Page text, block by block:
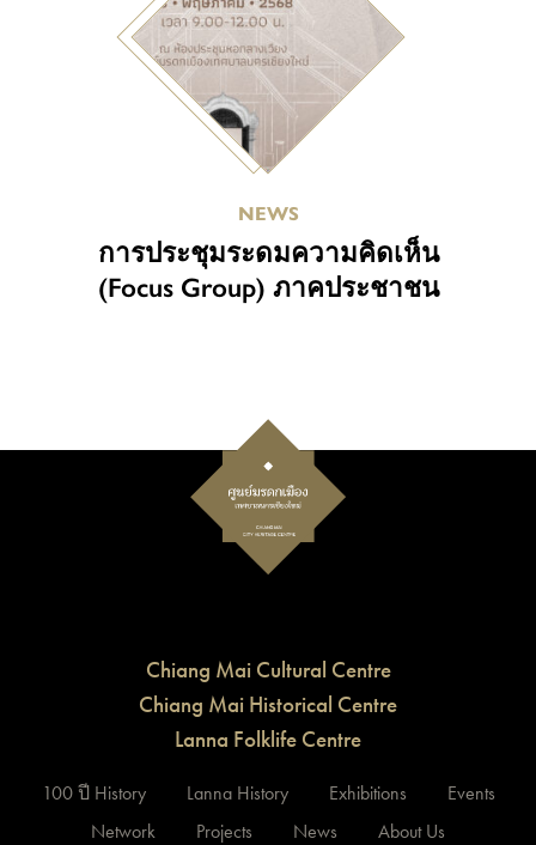
NEWS
การประชุมระดมความคิดเห็น
(Focus Group) ภาคประชาชน
Chiang Mai Cultural Centre
Chiang Mai Historical Centre
Lanna Folklife Centre
100 ปี History Lanna History Exhibitions
Events
Network
Projects News About Us